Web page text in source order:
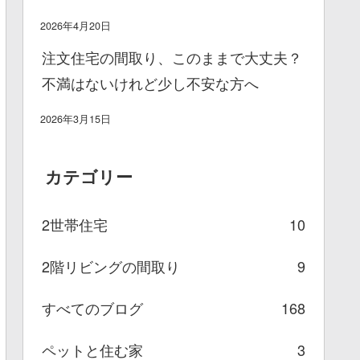
2026年4月20日
注文住宅の間取り、このままで大丈夫？
不満はないけれど少し不安な方へ
2026年3月15日
カテゴリー
2世帯住宅
10
2階リビングの間取り
9
すべてのブログ
168
ペットと住む家
3